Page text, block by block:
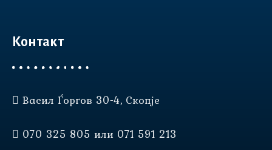
Контакт
Васил Ѓоргов 30-4, Скопје
070 325 805 или 071 591 213
колачиња (cookies) за да Ви